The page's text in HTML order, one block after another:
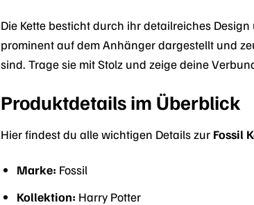
Die Kette besticht durch ihr detailreiches
prominent auf dem Anhänger dargestellt und
sind. Trage sie mit Stolz und zeige deine
Produktdetails im Überblick
Hier findest du alle wichtigen Details zur Fossil
Marke: Fossil
Kollektion: Harry Potter